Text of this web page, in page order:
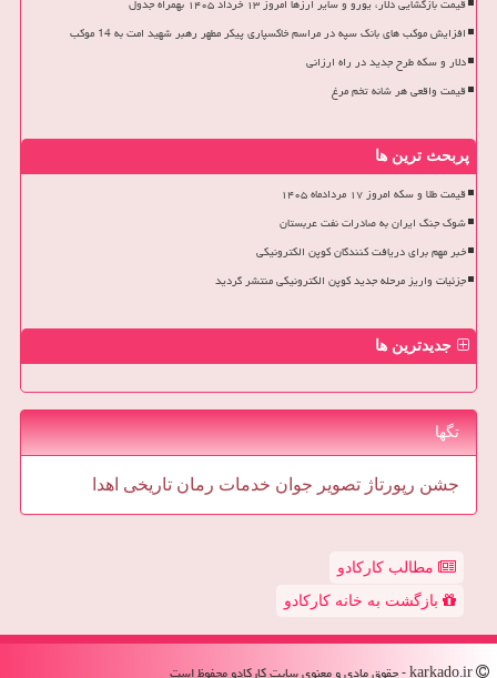
قیمت بازگشایی دلار، یورو و سایر ارزها امروز ۱۳ خرداد ۱۴۰۵ بهمراه جدول
افزایش موکب های بانک سپه در مراسم خاکسپاری پیکر مطهر رهبر شهید امت به 14 موکب
دلار و سکه طرح جدید در راه ارزانی
قیمت واقعی هر شانه تخم مرغ
پربحث ترین ها
قیمت طلا و سکه امروز ۱۷ مردادماه ۱۴۰۵
شوک جنگ ایران به صادرات نفت عربستان
خبر مهم برای دریافت کنندگان کوپن الکترونیکی
جزئیات واریز مرحله جدید کوپن الکترونیکی منتشر گردید
جدیدترین ها
تگها
جشن رپورتاژ تصویر جوان خدمات رمان تاریخی اهدا
مطالب کارکادو
بازگشت به خانه کارکادو